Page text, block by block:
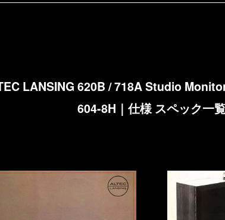
LANSING 620B / 718A Studio
604-8H｜仕様 スペック一